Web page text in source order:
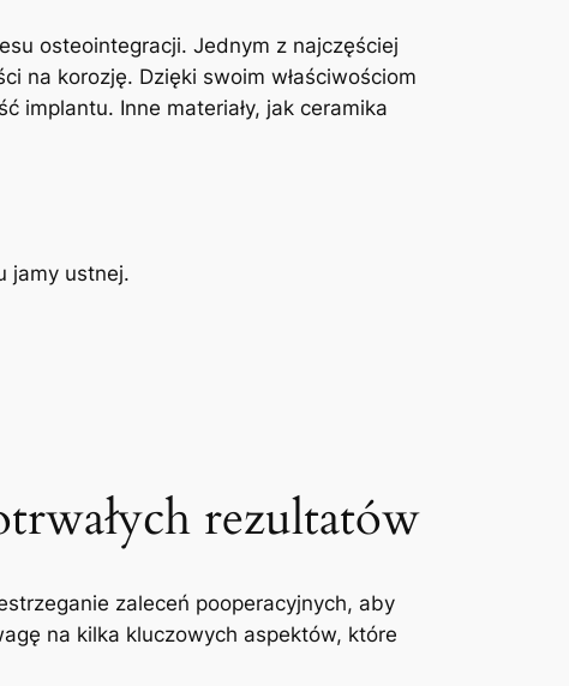
osteointegracji. Jednym z najczęściej
na korozję. Dzięki swoim właściwościom
implantu. Inne materiały, jak ceramika
jamy ustnej.
rezultatów
zaleceń pooperacyjnych, aby
na kilka kluczowych aspektów, które